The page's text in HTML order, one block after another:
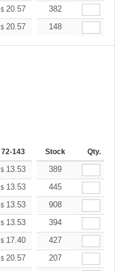
$ 20.57 20.21
382
$ 20.57 20.21
148
72-143 144-287 288 + More
Stock Qty.
$ 13.53 13.29
389
$ 13.53 13.29
445
$ 13.53 13.29
908
$ 13.53 13.29
394
$ 17.40 17.10
427
$ 20.57 20.21
207